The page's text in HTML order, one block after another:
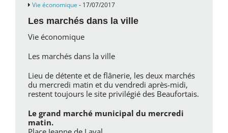
Vie économique - 17/07/2017
Les marchés dans la ville
Vie économique
Les marchés dans la ville
Lieu de détente et de flânerie, les deux marchés
du mercredi matin et du vendredi après-midi,
restent toujours le site privilégié des Beaufortais.
Le grand marché municipal du mercredi
matin.